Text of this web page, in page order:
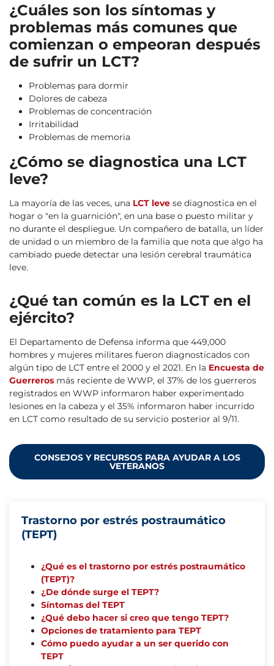
¿Cuáles son los síntomas y
problemas más comunes que
comienzan o empeoran después
de sufrir un LCT?
Problemas para dormir
Dolores de cabeza
Problemas de concentración
Irritabilidad
Problemas de memoria
¿Cómo se diagnostica una LCT
leve?
La mayoría de las veces, una LCT leve se diagnostica en el
hogar o "en la guarnición", en una base o puesto militar y
no durante el despliegue. Un compañero de batalla, un líder
de unidad o un miembro de la familia que nota que algo ha
cambiado puede detectar una lesión cerebral traumática
leve.
¿Qué tan común es la LCT en el
ejército?
El Departamento de Defensa informa que 449,000
hombres y mujeres militares fueron diagnosticados con
algún tipo de LCT entre el 2000 y el 2021. En la Encuesta de
Guerreros más reciente de WWP, el 37% de los guerreros
registrados en WWP informaron haber experimentado
lesiones en la cabeza y el 35% informaron haber incurrido
en LCT como resultado de su servicio posterior al 9/11.
CONSEJOS Y RECURSOS PARA AYUDAR A LOS
VETERANOS
Trastorno por estrés postraumático
(TEPT)
¿Qué es el trastorno por estrés postraumático
(TEPT)?
¿De dónde surge el TEPT?
Síntomas del TEPT
¿Qué debo hacer si creo que tengo TEPT?
Opciones de tratamiento para TEPT
Cómo puedo ayudar a un ser querido con
TEPT